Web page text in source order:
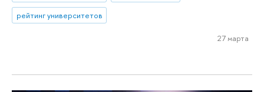
рейтинг университетов
27 марта